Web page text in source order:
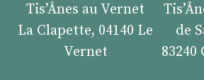
Tis’Ânes au Vernet
La Clapette, 04140 Le
Vernet
de
83240